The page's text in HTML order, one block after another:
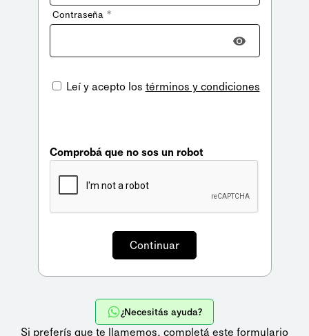
+598
Contraseña *
Leí y acepto los términos y condiciones
Comprobá que no sos un robot
¿Necesitás ayuda?
Si preferís que te llamemos, completá este formulario